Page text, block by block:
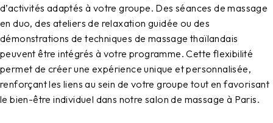
d’activités adaptés à votre groupe. Des séances de massage
en duo, des ateliers de relaxation guidée ou des
démonstrations de techniques de massage thaïlandais
peuvent être intégrés à votre programme. Cette flexibilité
permet de créer une expérience unique et personnalisée,
renforçant les liens au sein de votre groupe tout en favorisant
le bien-être individuel dans notre salon de massage à Paris.